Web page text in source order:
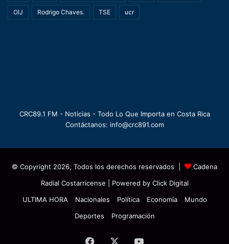
OIJ Rodrigo Chaves. TSE ucr
CRC89.1 FM - Noticias - Todo Lo Que Importa en Costa Rica
Contáctanos: info@crc891.com
© Copyright 2026, Todos los derechos reservados |
Cadena
Radial Costarricense | Powered by Click Digital
ULTIMA HORA
Nacionales Política Economía
Mundo
Deportes
Programación
Facebook YouTube